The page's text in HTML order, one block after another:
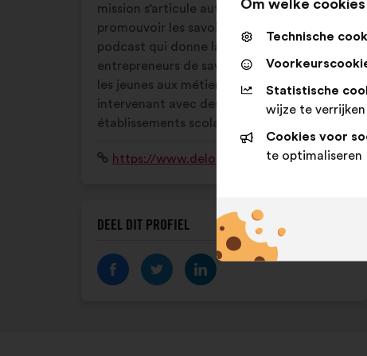
mission s’articule autour de 2 actions :
promouvoir les savoir-faire avec notre
podcast qui donne la parole aux
entrepreneurs de savoir-faire, sensibiliser
les jeunes aux métiers manuels en
intervenant avec des artisans dans les
établissements scolaires
Website:
https://www.delordanslesmains.com
DEEL DIT PROFIEL
Om welke
Technische
Statistische
wijze te verrijken
Cookies voor
te optimaliseren